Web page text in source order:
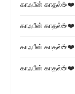
காஃபீன் காதல்☕❤️
காஃபீன் காதல்☕❤️
காஃபீன் காதல்☕❤️
காஃபீன் காதல்☕❤️